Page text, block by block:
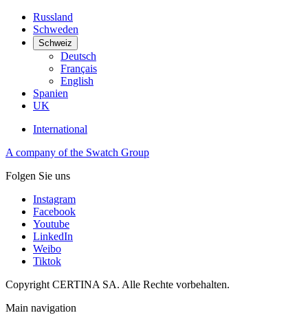
Russland
Schweden
Schweiz
Deutsch
Français
English
Spanien
UK
International
A company of the Swatch Group
Folgen Sie uns
Instagram
Facebook
Youtube
LinkedIn
Weibo
Tiktok
Copyright CERTINA SA. Alle Rechte vorbehalten.
Main navigation